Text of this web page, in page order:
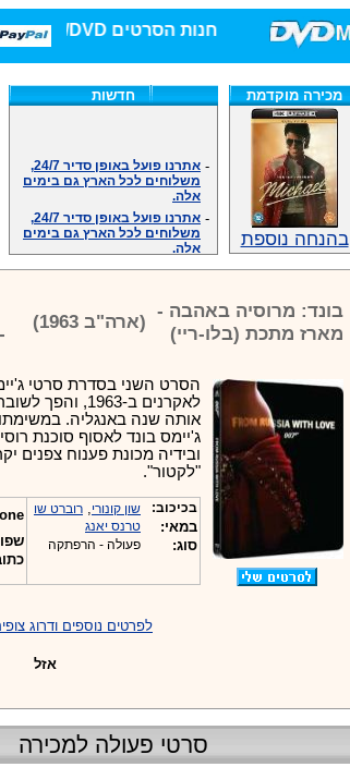
חנות הסרטים DVD/בלו-ריי/3D הגדולה ביותר!
מכירה מוקדמת
בהנחה נוספת
חדשות
משלוחים לכל הארץ גם בימים
אלה.
משלוחים לכל הארץ גם בימים
אלה.
-אנחנו כאן לכול שאלה וזמינים
במענה הטלפוני שלנו.ובמייל
-מענה טלפוני: 09-7652392
- צוות דיוידי מאסטר ישיר.
צוות דיוידי מאסטר ישיר.
אנחנו כאן לכול שאלה וזמינים
במענה הטלפוני שלנו.ובמייל
.האתר לרשותכם 24/7
מענה טלפוני: 09-7652392
בונד: מרוסיה באהבה -
מארז מתכת (בלו-ריי)
(ארה"ב 1963)
הסרט השני בסדרת סרטי
לאקרנים ב-1963,
אותה שנה באנגליה.
ג'יימס בונד לאסוף סוכנת
ובידיה מכונת פענוח צפנים
"לקטור".
בכיכוב: שון קונורי, רוברט שו
במאי: טרנס יאנג
סוג: פעולה - הרפתקה
לפרטים נוספים ודרוג
אזל
סרטי פעולה למכירה